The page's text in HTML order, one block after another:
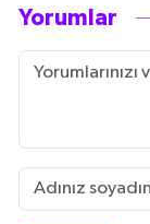
Yorumlar